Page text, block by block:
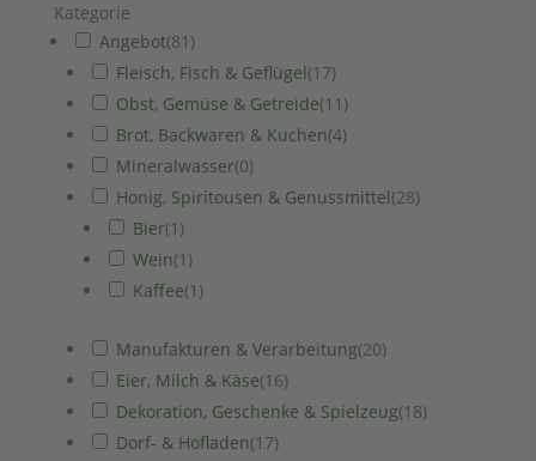
Kategorie
Angebot(81 )
Fleisch, Fisch & Geflügel(17)
Obst, Gemüse & Getreide(11 )
Brot, Backwaren & Kuchen(4)
Mineralwasser(0)
Honig, Spiritousen & Genussmittel(28)
Bier(1 )
Wein(1 )
Kaffee(1 )
Manufakturen & Verarbeitung(20)
Eier, Milch & Käse(16)
Dekoration, Geschenke & Spielzeug(18)
Dorf- & Hofladen(17)